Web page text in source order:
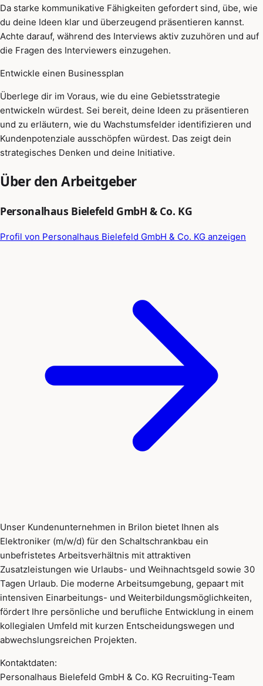
Da starke kommunikative Fähigkeiten gefordert sind, übe, wie
du deine Ideen klar und überzeugend präsentieren kannst.
Achte darauf, während des Interviews aktiv zuzuhören und auf
die Fragen des Interviewers einzugehen.
Entwickle einen Businessplan
Überlege dir im Voraus, wie du eine Gebietsstrategie
entwickeln würdest. Sei bereit, deine Ideen zu präsentieren
und zu erläutern, wie du Wachstumsfelder identifizieren und
Kundenpotenziale ausschöpfen würdest. Das zeigt dein
strategisches Denken und deine Initiative.
Über den Arbeitgeber
Personalhaus Bielefeld GmbH & Co. KG
Profil von Personalhaus Bielefeld GmbH & Co. KG anzeigen
Unser Kundenunternehmen in Brilon bietet Ihnen als
Elektroniker (m/w/d) für den Schaltschrankbau ein
unbefristetes Arbeitsverhältnis mit attraktiven
Zusatzleistungen wie Urlaubs- und Weihnachtsgeld sowie 30
Tagen Urlaub. Die moderne Arbeitsumgebung, gepaart mit
intensiven Einarbeitungs- und Weiterbildungsmöglichkeiten,
fördert Ihre persönliche und berufliche Entwicklung in einem
kollegialen Umfeld mit kurzen Entscheidungswegen und
abwechslungsreichen Projekten.
Kontaktdaten:
Personalhaus Bielefeld GmbH & Co. KG Recruiting-Team